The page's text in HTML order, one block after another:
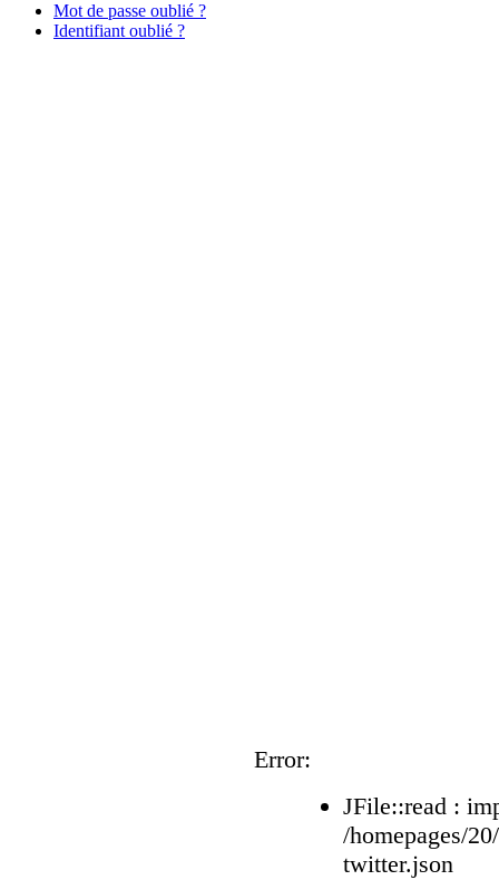
Mot de passe oublié ?
Identifiant oublié ?
Error:
JFile::read :
/homepages/
twitter.json